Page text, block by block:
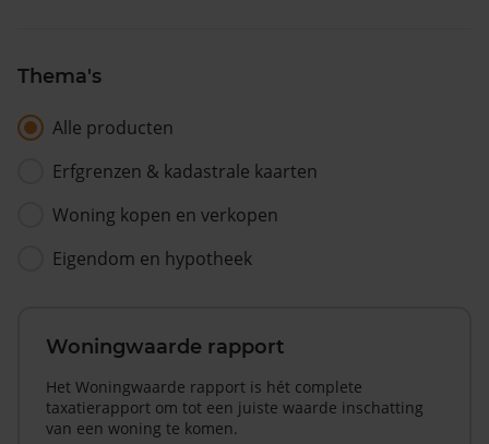
Thema's
Alle producten
Erfgrenzen & kadastrale kaarten
Woning kopen en verkopen
Eigendom en hypotheek
Woningwaarde rapport
Het Woningwaarde rapport is hét complete
taxatierapport om tot een juiste waarde inschatting
van een woning te komen.